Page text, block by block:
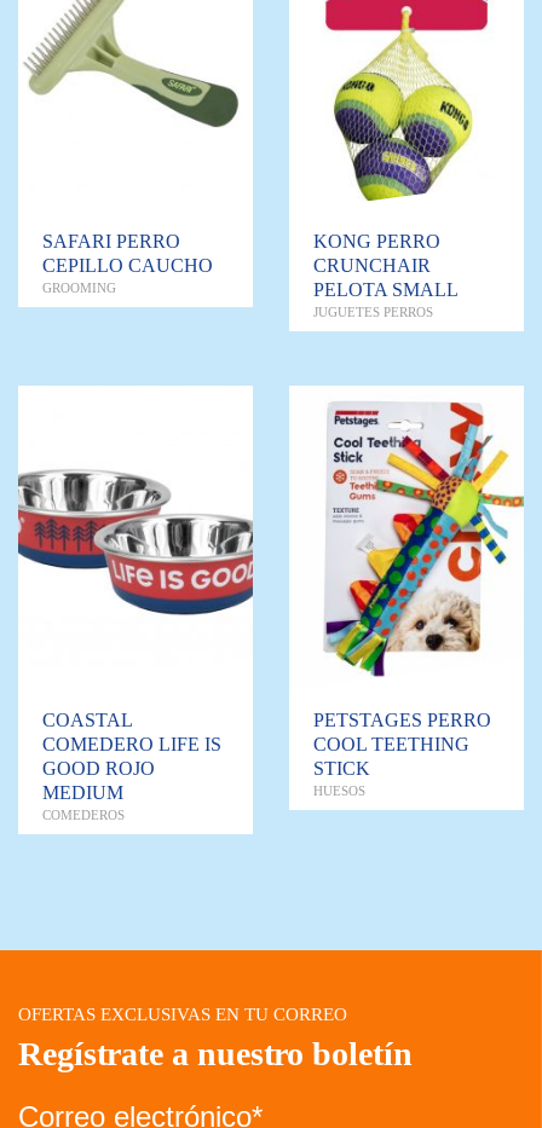
SAFARI PERRO
CEPILLO CAUCHO
GROOMING
KONG PERRO
CRUNCHAIR
PELOTA SMALL
JUGUETES PERROS
COASTAL
COMEDERO LIFE IS
GOOD ROJO
MEDIUM
COMEDEROS
PETSTAGES PERRO
COOL TEETHING
STICK
HUESOS
OFERTAS EXCLUSIVAS EN TU CORREO
Regístrate a nuestro boletín
Correo electrónico*